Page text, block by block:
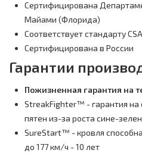
Сертифицирована
Майами (Флорида)
Соответствует стандарту
Сертифицирована в России
Гарантии
Пожизненная гарантия на
StreakFighter™ - гарантия на
пятен из-за роста сине-
SureStart™ - кровля
до 177 км/ч - 10 лет